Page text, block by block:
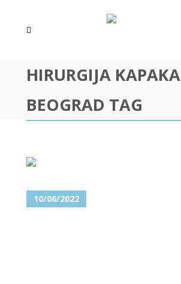
HIRURGIJA KAPAKA
BEOGRAD TAG
10/06/2022